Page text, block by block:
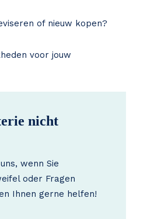
of nieuw kopen?
voor jouw
nicht
wenn Sie
oder Fragen
Ihnen gerne helfen!